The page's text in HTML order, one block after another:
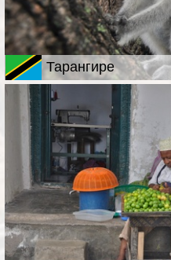
Тарангире